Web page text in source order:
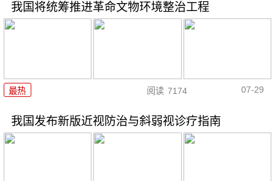
我国将统筹推进革命文物环境整治工程
最热 阅读 7174 07-29
我国发布新版近视防治与斜弱视诊疗指南